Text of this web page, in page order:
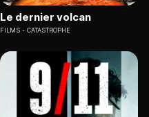
Le dernier volcan
FILMS CATASTROPHE